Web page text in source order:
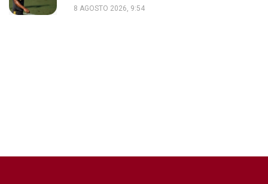
8 AGOSTO 2026, 9:54